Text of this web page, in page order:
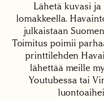
Lähetä kuvasi
lomakkeella.
julkaistaan
Toimitus poimii
printtilehden
lähettää meille
Youtubessa tai